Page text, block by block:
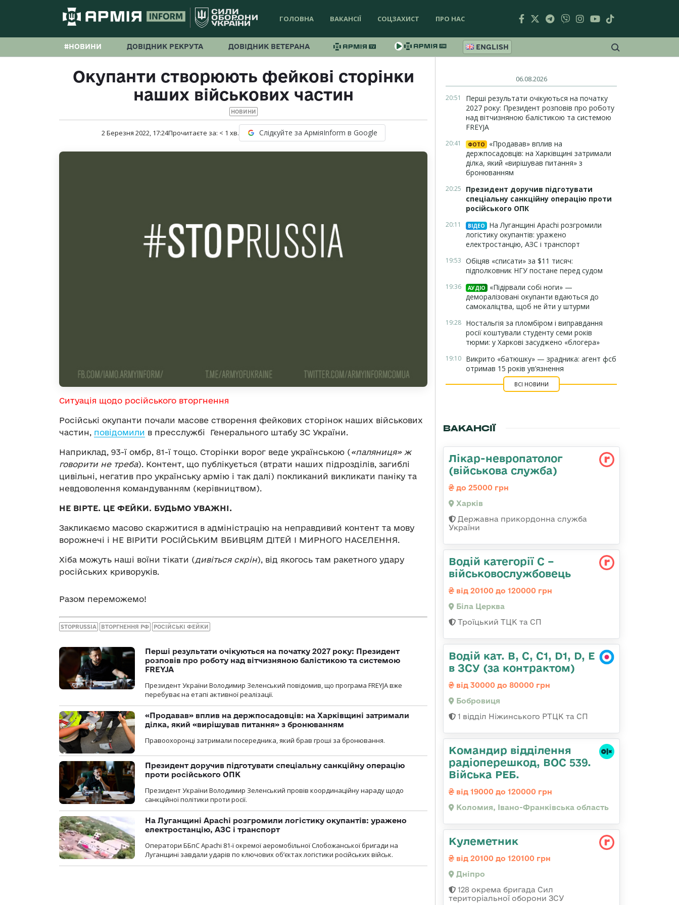
ГОЛОВНА ВАКАНСІЇ СОЦЗАХИСТ ПРО НАС
#НОВИНИ ДОВІДНИК РЕКРУТА ДОВІДНИК ВЕТЕРАНА ENGLISH
Окупанти створюють фейкові сторінки
наших військових частин
НОВИНИ
2 Березня 2022, 17:24Прочитаєте за: < 1 хв. Слідкуйте за АрміяInform в Google
Ситуація щодо російського вторгнення
Російські окупанти почали масове створення фейкових сторінок наших військових
частин, повідомили в пресслужбі Генерального штабу ЗС України.
Наприклад, 93-ї омбр, 81-ї тощо. Сторінки ворог веде українською («паляниця»ж
говорити не треба). Контент, що публікується (втрати наших підрозділів, загиблі
цивільні, негатив про українську армію і так далі) покликаний викликати паніку та
невдоволення командуванням (керівництвом).
НЕ ВІРТЕ. ЦЕ ФЕЙКИ. БУДЬМО УВАЖНІ.
Закликаємо масово скаржитися в адміністрацію на неправдивий контент та мову
ворожнечі і НЕ ВІРИТИ РОСІЙСЬКИМ ВБИВЦЯМ ДІТЕЙ І МИРНОГО НАСЕЛЕННЯ.
Хіба можуть наші воїни тікати (дивіться скрін), від якогось там ракетного удару
російських криворуків.
Разом переможемо!
STOPRUSSIA ВТОРГНЕННЯ РФ РОСІЙСЬКІ ФЕЙКИ
Перші результати очікуються на початку 2027 року: Президент
розповів про роботу над вітчизняною балістикою та системою
FREYJA
Президент України Володимир Зеленський повідомив, що програма FREYJA вже
перебуває на етапі активної реалізації.
«Продавав» вплив на держпосадовців: на Харківщині затримали
ділка, який «вирішував питання» з бронюванням
Правоохоронці затримали посередника, який брав гроші за бронювання.
Президент доручив підготувати спеціальну санкційну операцію
проти російського ОПК
Президент України Володимир Зеленський провів координаційну нараду щодо
санкційної політики проти росії.
На Луганщині Apachi розгромили логістику окупантів: уражено
електростанцію, АЗС і транспорт
Оператори ББпС Apachi 81-ї окремої аеромобільної Слобожанської бригади на
Луганщині завдали ударів по ключових об’єктах логістики російських військ.
06.08.2026
20:51
Перші результати очікуються на початку
2027 року: Президент розповів про роботу
над вітчизняною балістикою та системою
FREYJA
20:41 ФОТО
«Продавав» вплив на
держпосадовців: на Харківщині затримали
ділка, який «вирішував питання» з
бронюванням
20:25
Президент доручив підготувати
спеціальну санкційну операцію проти
російського ОПК
20:11 ВІДЕО
На Луганщині Apachi розгромили
логістику окупантів: уражено
електростанцію, АЗС і транспорт
19:53 Обіцяв «списати» за $11 тисяч:
підполковник НГУ постане перед судом
19:36 АУДІО
«Підірвали собі ноги» —
деморалізовані окупанти вдаються до
самокаліцтва, щоб не йти у штурми
19:28 Ностальгія за пломбіром і виправдання
росії коштували студенту семи років
тюрми: у Харкові засуджено «блогера»
19:10 Викрито «батюшку» — зрадника: агент фсб
отримав 15 років ув’язнення
ВСІ НОВИНИ
ВАКАНСІЇ
Лікар-невропатолог
(військова служба)
до 25000 грн
Харків
Державна прикордонна служба
України
Водій категорії С –
військовослужбовець
від 20100 до 120000 грн
Біла Церква
Троїцький ТЦК та СП
Водій кат. В, С, С1, D1, D, E
в ЗСУ (за контрактом)
від 30000 до 80000 грн
Бобровиця
1 відділ Ніжинського РТЦК та СП
Командир відділення
радіоперешкод, ВОС 539.
Війська РЕБ.
від 19000 до 120000 грн
Коломия, Івано-Франківська область
Кулеметник
від 20100 до 120100 грн
Дніпро
128 окрема бригада Сил
територіальної оборони ЗСУ